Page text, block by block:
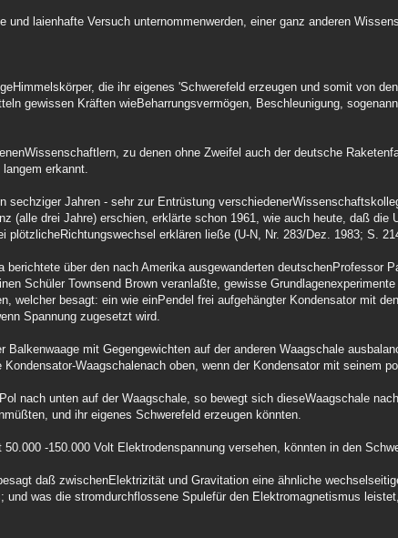
und laienhafte Versuch unternommenwerden, einer ganz anderen
die ihr eigenes 'Schwerefeld erzeugen und somit von
gewissen Kräften wieBeharrungsvermögen, Beschleunigung,
zu denen ohne Zweifel auch der deutsche
erkannt.
sechziger Jahren - sehr zur Entrüstung
(alle drei Jahre) erschien, erklärte schon 1961, wie auch heute, daß
plötzlicheRichtungswechsel erklären ließe (U-N, Nr. 283/Dez. 1983; S.
berichtete über den nach Amerika ausgewanderten deutschenProfessor
Schüler Townsend Brown veranlaßte, gewisse
welcher besagt: ein wie einPendel frei aufgehängter Kondensator mit
Spannung zugesetzt wird.
Balkenwaage mit Gegengewichten auf der anderen Waagschale
Waagschalenach oben, wenn der Kondensator mit seinem
nach unten auf der Waagschale, so bewegt sich dieseWaagschale
und ihr eigenes Schwerefeld erzeugen könnten.
-150.000 Volt Elektrodenspannung versehen, könnten in den
daß zwischenElektrizität und Gravitation eine ähnliche
und was die stromdurchflossene Spulefür den Elektromagnetismus